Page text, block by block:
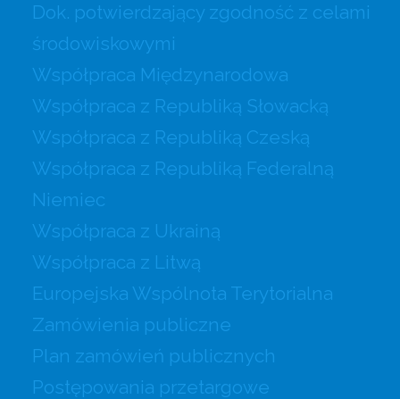
Dok. potwierdzający zgodność z celami
środowiskowymi
Współpraca Międzynarodowa
Współpraca z Republiką Słowacką
Współpraca z Republiką Czeską
Współpraca z Republiką Federalną
Niemiec
Współpraca z Ukrainą
Współpraca z Litwą
Europejska Wspólnota Terytorialna
Zamówienia publiczne
Plan zamówień publicznych
Postępowania przetargowe